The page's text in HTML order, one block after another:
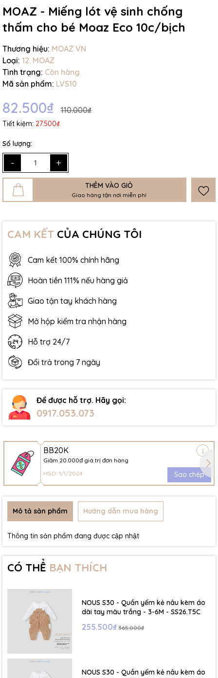
MOAZ - Miếng lót vệ sinh chống
thấm cho bé Moaz Eco 10c/bịch
Thương hiệu: MOAZ VN
Loại: 12. MOAZ
Tình trạng: Còn hàng
Mã sản phẩm: LVS10
82.500₫ 110.000₫
Tiết kiệm: 27.500₫
Số lượng:
- +
THÊM VÀO GIỎ
Giao hàng tận nơi miễn phí
CAM KẾT CỦA CHÚNG TÔI
Cam kết 100% chính hãng
Hoàn tiền 111% nếu hàng giả
Giao tận tay khách hàng
Mở hộp kiểm tra nhận hàng
Hỗ trợ 24/7
Đổi trả trong 7 ngày
Để được hỗ trợ. Hãy gọi:
0917.053.073
BB20K
Giảm 20.000đ giá trị đơn hàng
HSD: 1/1/2024
Sao chép
Mô tả sản phẩm Hướng dẫn mua hàng
Thông tin sản phẩm đang được cập nhật
CÓ THỂ BẠN THÍCH
NOUS S30 - Quần yếm kẻ nâu kèm áo
dài tay màu trắng - 3-6M - SS26.T5C
255.500₫ 365.000₫
NOUS S30 - Quần yếm kẻ nâu kèm áo